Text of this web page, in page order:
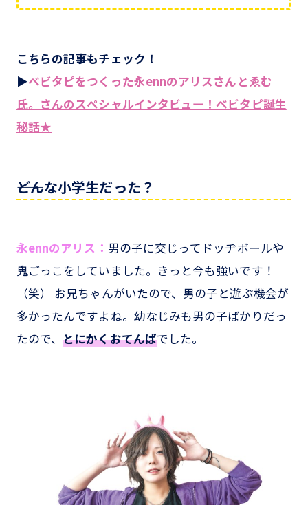
こちらの記事もチェック！
▶ベビタピをつくった永ennのアリスさんとゑむ
氏。さんのスペシャルインタビュー！ベビタピ誕生
秘話★
――どんな小学生だった？
永ennのアリス： 男の子に交じってドッヂボールや
鬼ごっこをしていました。きっと今も強いです！
（笑） お兄ちゃんがいたので、男の子と遊ぶ機会が
多かったんですよね。幼なじみも男の子ばかりだっ
たので、とにかくおてんばでした。